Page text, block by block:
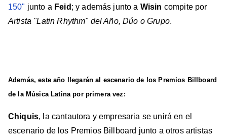
150" junto aFeid ; y además junto a Wisin compite por
Artista "Latin Rhythm" del Año, Dúo o Grupo.
Además, este año llegarán al escenario de los Premios Billboard
de la Música Latinapor primera vez:
Chiquis, la cantautora y empresaria se unirá en el
escenario de los Premios Billboard junto a otros artistas